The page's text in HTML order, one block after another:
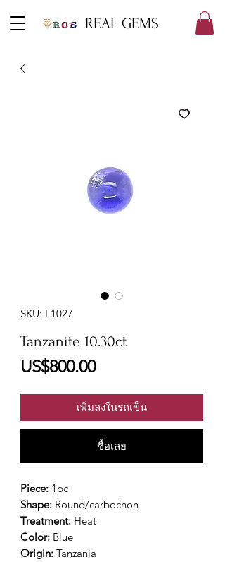
REAL GEMS
SKU: L1027
Tanzanite 10.30ct
US$800.00ราคา
เพิ่มลงในรถเข็น
ซื้อเลย
Piece: 1pc
Shape: Round/carbochon
Treatment: Heat
Color: Blue
Origin: Tanzania